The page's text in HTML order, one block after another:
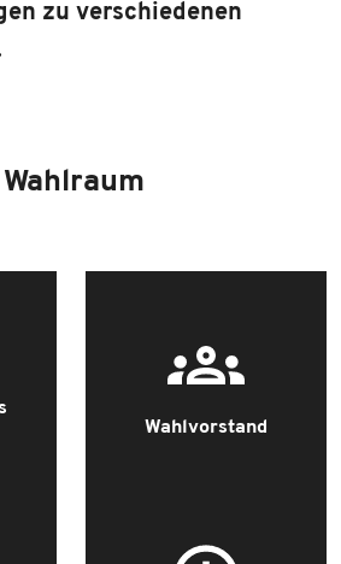
zu verschiedenen
Wahlvorstand